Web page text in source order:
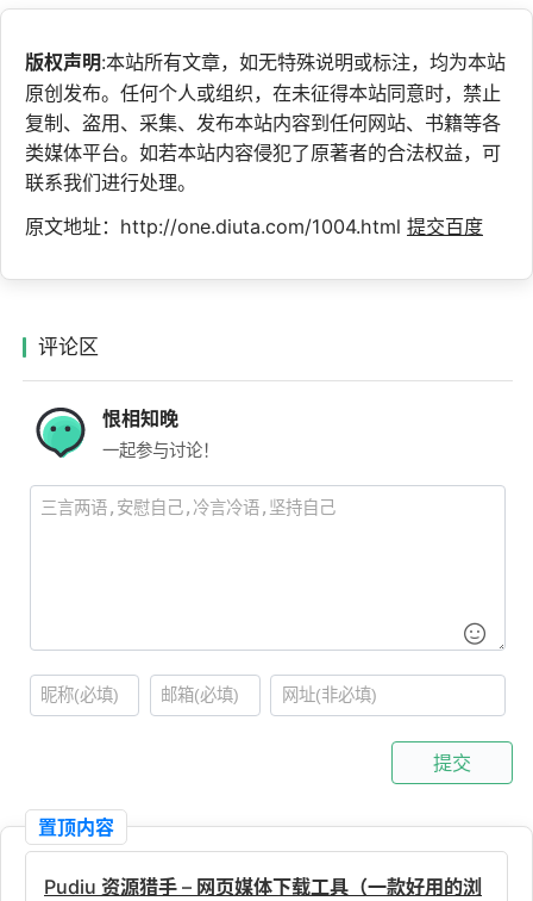
版权声明:本站所有文章，如无特殊说明或标注，均为本站
原创发布。任何个人或组织，在未征得本站同意时，禁止
复制、盗用、采集、发布本站内容到任何网站、书籍等各
类媒体平台。如若本站内容侵犯了原著者的合法权益，可
联系我们进行处理。
原文地址：http://one.diuta.com/1004.html 提交百度
评论区
恨相知晚
一起参与讨论！
提交
置顶内容
Pudiu 资源猎手 – 网页媒体下载工具（一款好用的浏